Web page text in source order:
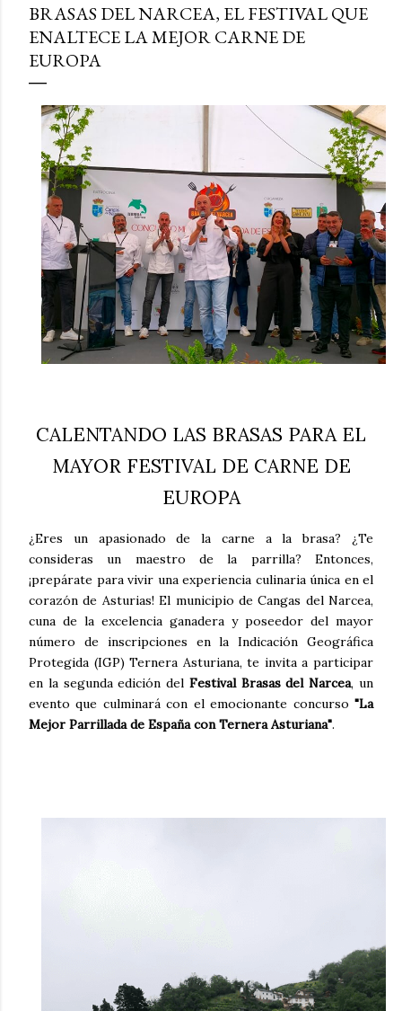
satisface. Estas alubias crujientes al horno van a cambiar
por completo tu forma de ver las legumbres. Olvídate de
asociar las alubias únicamente a los guisos tradicionales y
humilde como la alubia de La Bañeza en un snack ligero,
dorado, cargado de proteína y 100% natural. Es el
sustituto perfecto a los frutos se...
BRASAS DEL NARCEA, EL FESTIVAL QUE
ENALTECE LA MEJOR CARNE DE
EUROPA
CALENTANDO LAS BRASAS PARA EL
MAYOR FESTIVAL DE CARNE DE
EUROPA
¿Eres un apasionado de la carne a la brasa? ¿Te
consideras un maestro de la parrilla? Entonces,
¡prepárate para vivir una experiencia culinaria única en el
corazón de Asturias! El municipio de Cangas del Narcea,
cuna de la excelencia ganadera y poseedor del mayor
número de inscripciones en la Indicación Geográfica
Protegida (IGP) Ternera Asturiana, te invita a participar
en la segunda edición del Festival Brasas del Narcea, un
evento que culminará con el emocionante concurso "La
Mejor Parrillada de España con Ternera Asturiana".